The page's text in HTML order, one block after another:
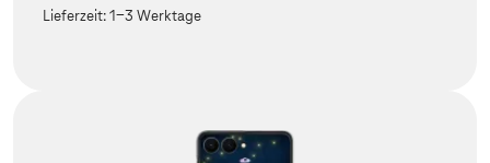
Lieferzeit:1-3 Werktage